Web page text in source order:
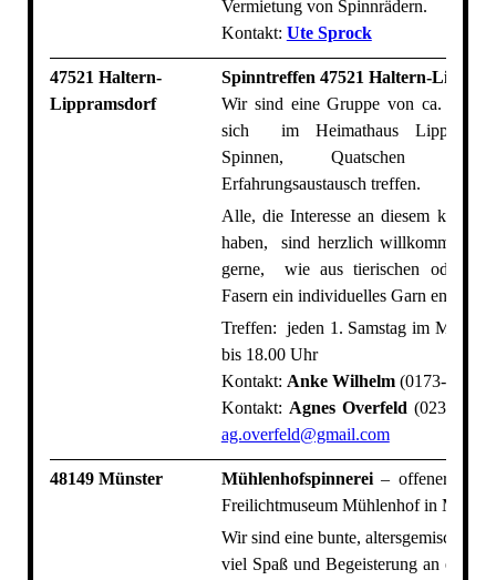
Vermietung von Spinnrädern.
Kontakt: Ute Sprock
47521 Haltern-
Lippramsdorf
Spinntreffen 47521 Haltern-
Wir sind eine Gruppe von ca. 12
sich im Heimathaus
Spinnen, Quatschen
Erfahrungsaustausch treffen.
Alle, die Interesse an diesem
haben, sind herzlich willkommen.
gerne, wie aus tierischen oder
Fasern ein individuelles Garn entsteht.
Treffen: jeden 1. Samstag im Monat
bis 18.00 Uhr
Kontakt: Anke Wilhelm(0173-
Kontakt: Agnes Overfeld (02369-
ag.overfeld@gmail.com
48149 Münster Mühlenhofspinnerei– offener
Freilichtmuseum Mühlenhof in
Wir sind eine bunte, altersgemischte
viel Spaß und Begeisterung an einem